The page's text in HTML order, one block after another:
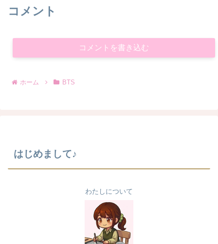
コメント
コメントを書き込む
ホーム BTS
はじめまして♪
わたしについて